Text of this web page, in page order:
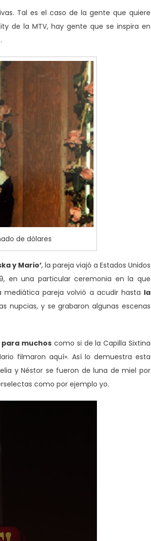
Tal es el caso de la gente que quiere
de la MTV, hay gente que se inspira en
de dólares
y Mario’, la pareja viajó a Estados Unidos
en una particular ceremonia en la que
mediática pareja volvió a acudir hasta la
nupcias, y se grabaron algunas escenas
para muchos como si de la Capilla Sixtina
filmaron aquí». Así lo demuestra esta
y Néstor se fueron de luna de miel por
como por ejemplo yo.